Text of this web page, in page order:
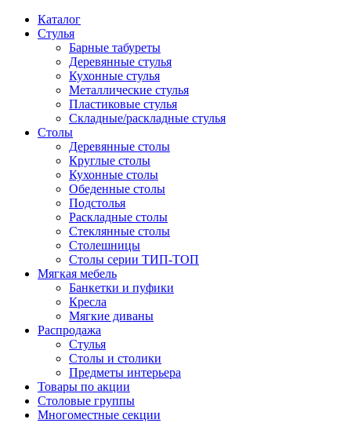
Каталог
Стулья
Барные табуреты
Деревянные стулья
Кухонные стулья
Металлические стулья
Пластиковые стулья
Складные/раскладные стулья
Столы
Деревянные столы
Круглые столы
Кухонные столы
Обеденные столы
Подстолья
Раскладные столы
Стеклянные столы
Столешницы
Столы серии ТИП-ТОП
Мягкая мебель
Банкетки и пуфики
Кресла
Мягкие диваны
Распродажа
Стулья
Столы и столики
Предметы интерьера
Товары по акции
Столовые группы
Многоместные секции